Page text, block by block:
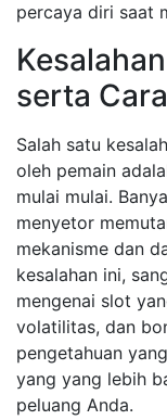
percaya diri saat
serta
Salah satu
oleh pemain
mulai mulai.
menyetor
mekanisme dan
kesalahan ini,
mengenai slot
volatilitas, dan
pengetahuan
yang yang lebih
peluang Anda.